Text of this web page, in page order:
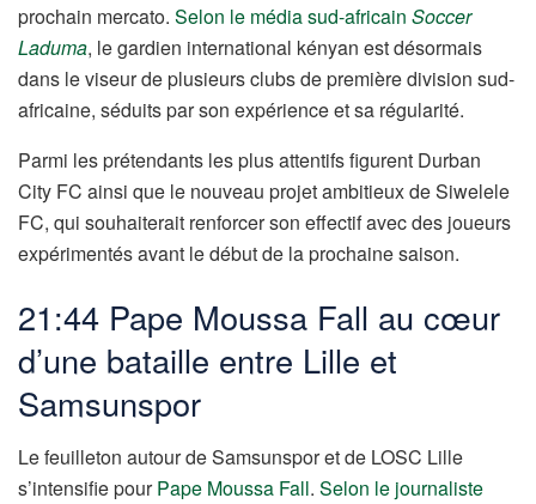
prochain mercato. Selon le média sud-africain Soccer
Laduma, le gardien international kényan est désormais
dans le viseur de plusieurs clubs de première division sud-
africaine, séduits par son expérience et sa régularité.
Parmi les prétendants les plus attentifs figurent Durban
City FC ainsi que le nouveau projet ambitieux de Siwelele
FC, qui souhaiterait renforcer son effectif avec des joueurs
expérimentés avant le début de la prochaine saison.
21:44 Pape Moussa Fall au cœur
d’une bataille entre Lille et
Samsunspor
Le feuilleton autour de Samsunspor et de LOSC Lille
s’intensifie pourPape Moussa Fall. Selon le journaliste